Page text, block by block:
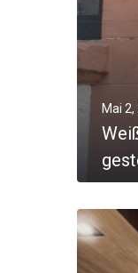
Mai 2,